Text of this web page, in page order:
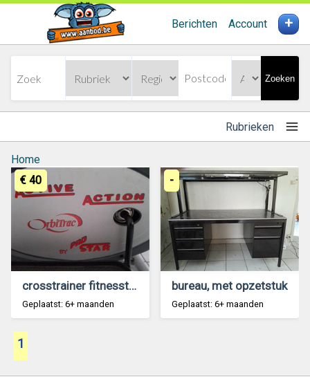
Berichten Account +
Zoeken
Rubrieken
Home
crosstrainer fitnesstoestel orbitrac
Geplaatst: 6+ maanden
€ 40
bureau, met opzetstuk
Geplaatst: 6+ maanden
-
1